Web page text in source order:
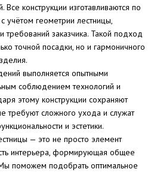
Все конструкции изготавливаются по
учётом геометрии лестницы,
заказчика. Такой подход
точной посадки, но и гармоничного
выполняется опытными
соблюдением технологий и
этому конструкции сохраняют
требуют сложного ухода и служат
и эстетики.
— это не просто элемент
интерьера, формирующая общее
Мы поможем подобрать оптимальное